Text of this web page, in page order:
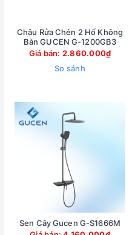
Chậu Rửa Chén 2 Hố Không
Bàn GUCEN G-1200GB3
Giá bán: 2.860.000₫
So sánh
Sen Cây Gucen G-S1666M